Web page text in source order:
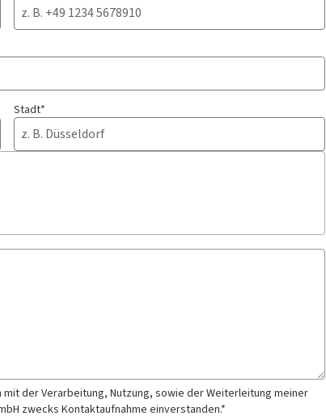
Stadt*
mit der Verarbeitung, Nutzung, sowie der Weiterleitung meiner
zwecks Kontaktaufnahme einverstanden.*